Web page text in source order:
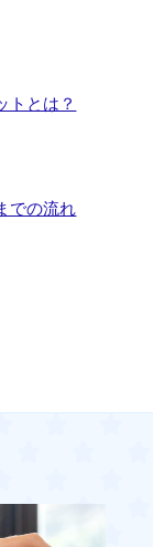
トとは？
での流れ